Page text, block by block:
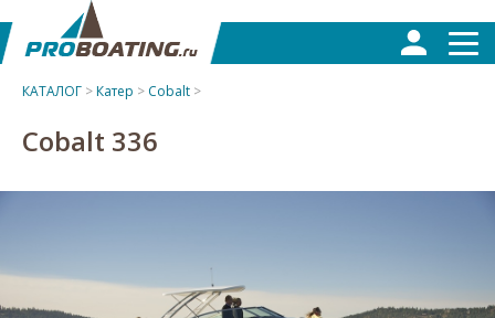
КАТАЛОГ >Катер > Cobalt >
Cobalt 336